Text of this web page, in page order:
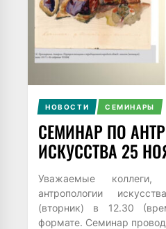
НОВОСТИ СЕМИНАРЫ
СЕМИНАР ПО
ИСКУССТВА 25
Уважаемые
антропологии
(вторник) в 12.30
формате. Семинар